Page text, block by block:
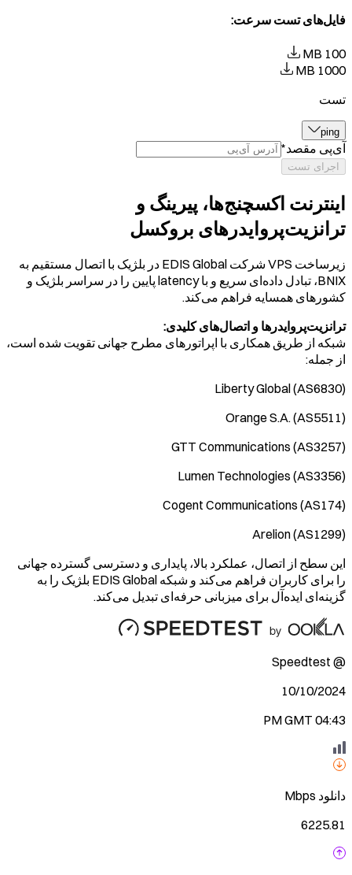
فایل‌های تست سرعت:
100 MB
1000 MB
تست
ping
آی‌پی مقصد*
اجرای تست
اینترنت اکسچنج‌ها، پیرینگ و
ترانزیت‌پروایدرهای بروکسل
زیرساخت VPS شرکت EDIS Global در بلژیک با اتصال مستقیم به
BNIX، تبادل داده‌ای سریع و با latency پایین را در سراسر بلژیک و
کشورهای همسایه فراهم می‌کند.
ترانزیت‌پروایدرها و اتصال‌های کلیدی:
شبکه از طریق همکاری با اپراتورهای مطرح جهانی تقویت شده است،
از جمله:
Liberty Global (AS6830)
Orange S.A. (AS5511)
GTT Communications (AS3257)
Lumen Technologies (AS3356)
Cogent Communications (AS174)
Arelion (AS1299)
این سطح از اتصال، عملکرد بالا، پایداری و دسترسی گسترده جهانی
را برای کاربران فراهم می‌کند و شبکه EDIS Global بلژیک را به
گزینه‌ای ایده‌آل برای میزبانی حرفه‌ای تبدیل می‌کند.
@ Speedtest
10/10/2024
04:43 PM GMT
دانلود Mbps
6225.81